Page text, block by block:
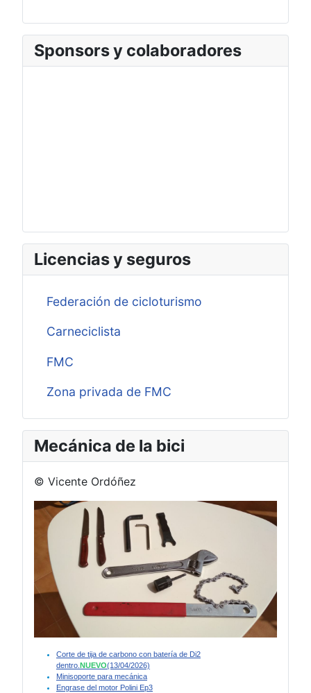
Sponsors y colaboradores
Licencias y seguros
Federación de cicloturismo
Carneciclista
FMC
Zona privada de FMC
Mecánica de la bici
© Vicente Ordóñez
Corte de tija de carbono con batería de Di2
dentro. NUEVO(13/04/2026)
Minisoporte para mecánica
Engrase del motor Polini Ep3